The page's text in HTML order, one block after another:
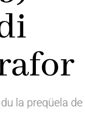
la preqüela de